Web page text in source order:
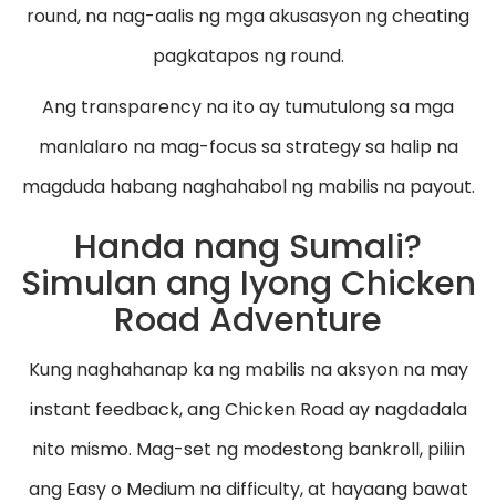
round, na nag-aalis ng mga akusasyon ng cheating
pagkatapos ng round.
Ang transparency na ito ay tumutulong sa mga
manlalaro na mag-focus sa strategy sa halip na
magduda habang naghahabol ng mabilis na payout.
Handa nang Sumali?
Simulan ang Iyong Chicken
Road Adventure
Kung naghahanap ka ng mabilis na aksyon na may
instant feedback, ang Chicken Road ay nagdadala
nito mismo. Mag-set ng modestong bankroll, piliin
ang Easy o Medium na difficulty, at hayaang bawat